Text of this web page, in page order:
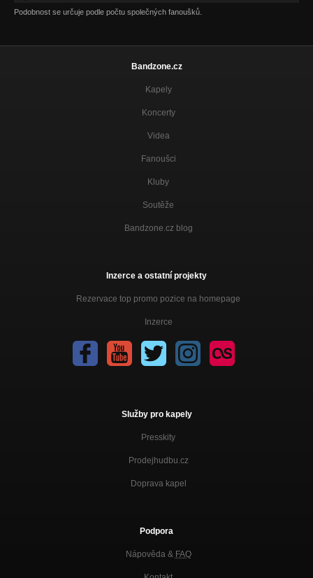
Podobnost se určuje podle počtu společných fanoušků.
Bandzone.cz
Kapely
Koncerty
Videa
Fanoušci
Kluby
Soutěže
Bandzone.cz blog
Inzerce a ostatní projekty
Rezervace top promo pozice na homepage
Inzerce
Služby pro kapely
Presskity
Prodejhudbu.cz
Doprava kapel
Podpora
Nápověda & FAQ